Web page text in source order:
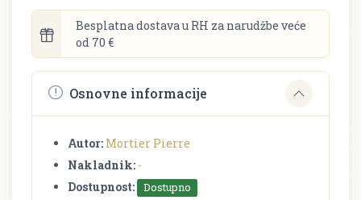
Besplatna dostava u RH za narudžbe veće
od 70 €
Osnovne informacije
Autor: Mortier Pierre
Nakladnik: -
Dostupnost:
Dostupno